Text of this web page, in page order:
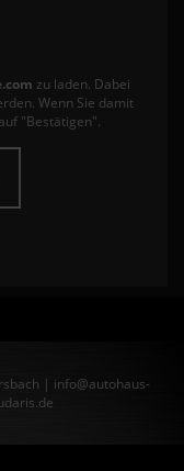
zu laden. Dabei
Wenn Sie damit
"Bestätigen".
| info@autohaus-